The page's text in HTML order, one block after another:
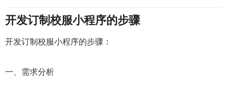
开发订制校服小程序的步骤
开发订制校服小程序的步骤：
一、需求分析